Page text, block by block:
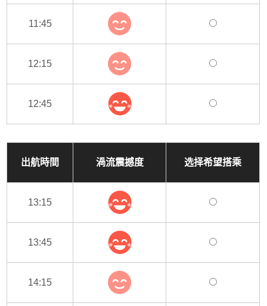
11:45
12:15
12:45
出航時間 渦流震撼度 选择希望搭乘
13:15
13:45
14:15